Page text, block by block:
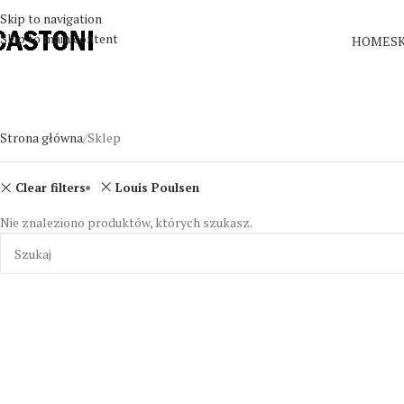
Skip to navigation
Skip to main content
HOME
Strona główna Sklep
Clear filters Louis Poulsen
Nie znaleziono produktów, których szukasz.